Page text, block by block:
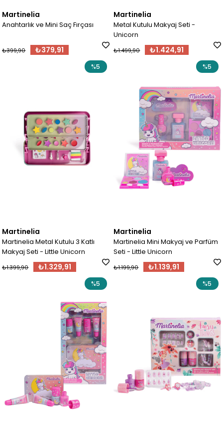
Martinelia
Anahtarlık ve Mini Saç Fırçası
₺379,91
₺399,90
Martinelia
Metal Kutulu Makyaj Seti -
Unicorn
₺1.424,91
₺1.499,90
Martinelia
Martinelia Metal Kutulu 3 Katlı
Makyaj Seti - Little Unicorn
₺1.329,91
₺1.399,90
%5
Martinelia
Martinelia Mini Makyaj ve Parfüm
Seti - Little Unicorn
₺1.139,91
₺1.199,90
%5
%5 %5